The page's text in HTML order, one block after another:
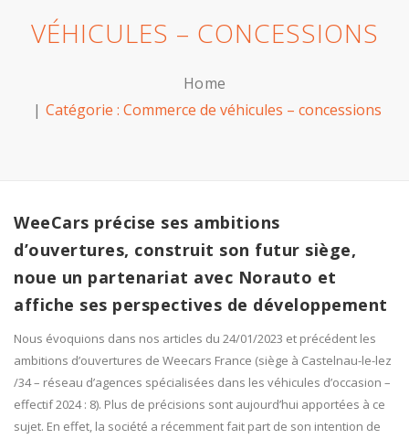
VÉHICULES – CONCESSIONS
Home
Catégorie : Commerce de véhicules – concessions
WeeCars précise ses ambitions
d’ouvertures, construit son futur siège,
noue un partenariat avec Norauto et
affiche ses perspectives de développement
Nous évoquions dans nos articles du 24/01/2023 et précédent les
ambitions d’ouvertures de Weecars France (siège à Castelnau-le-lez
/34 – réseau d’agences spécialisées dans les véhicules d’occasion –
effectif 2024 : 8). Plus de précisions sont aujourd’hui apportées à ce
sujet. En effet, la société a récemment fait part de son intention de